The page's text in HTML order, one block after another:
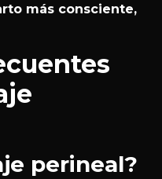
más consciente,
perineal?